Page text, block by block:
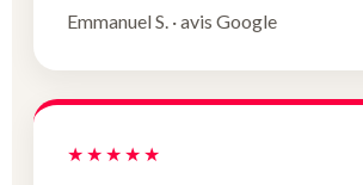
Emmanuel S. · avis Google
★★★★★